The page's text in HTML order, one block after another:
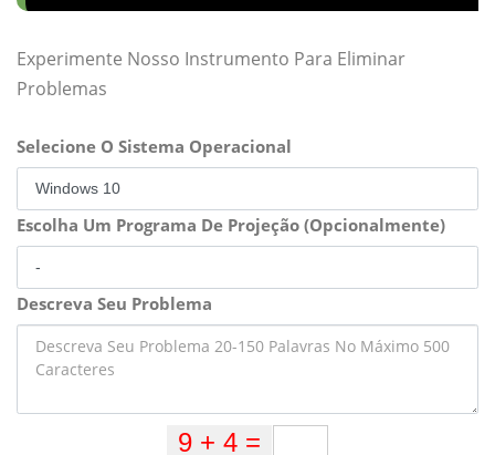
Experimente Nosso Instrumento Para Eliminar
Problemas
Selecione O Sistema Operacional
Escolha Um Programa De Projeção (Opcionalmente)
Descreva Seu Problema